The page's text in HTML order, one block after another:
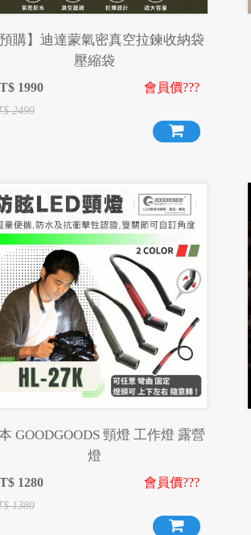
預購】迪達蒙氣密真空拉鍊收納袋
壓縮袋
1990
2490
會員價???
GOODGOODS 頸燈 工作燈 露營
燈
1280
1380
會員價???